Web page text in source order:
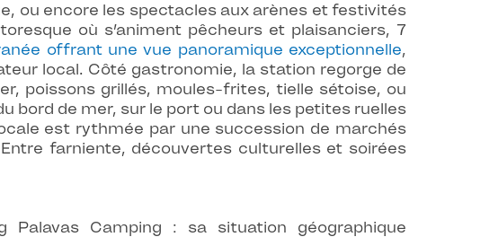
ou encore les spectacles aux arènes et festivités
où s’animent pêcheurs et plaisanciers, 7
offrant une vue panoramique exceptionnelle,
local. Côté gastronomie, la station regorge de
poissons grillés, moules-frites, tielle sétoise, ou
bord de mer, sur le port ou dans les petites ruelles
est rythmée par une succession de marchés
farniente, découvertes culturelles et soirées
Camping : sa situation géographique